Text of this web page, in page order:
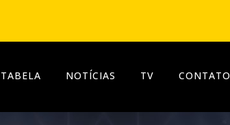
TABELA NOTÍCIAS TV CONTATO